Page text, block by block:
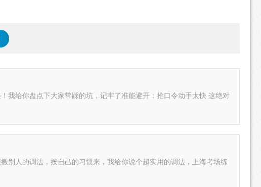
你盘点下大家常踩的坑，记牢了准能避开：抢口令动手太快 这绝对
别人的调法，按自己的习惯来，我给你说个超实用的调法，上海考场练